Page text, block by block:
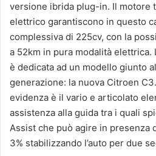
versione ibrida plug-in. Il motore
elettrico garantiscono in questo
complessiva di 225cv, con la
a 52km in pura modalità elettrica.
è dedicata ad un modello giunto
generazione: la nuova Citroen
evidenza è il vario e articolato
assistenza alla guida tra i quali
Assist che può agire in presenza
3% stabilizzando l’auto per due